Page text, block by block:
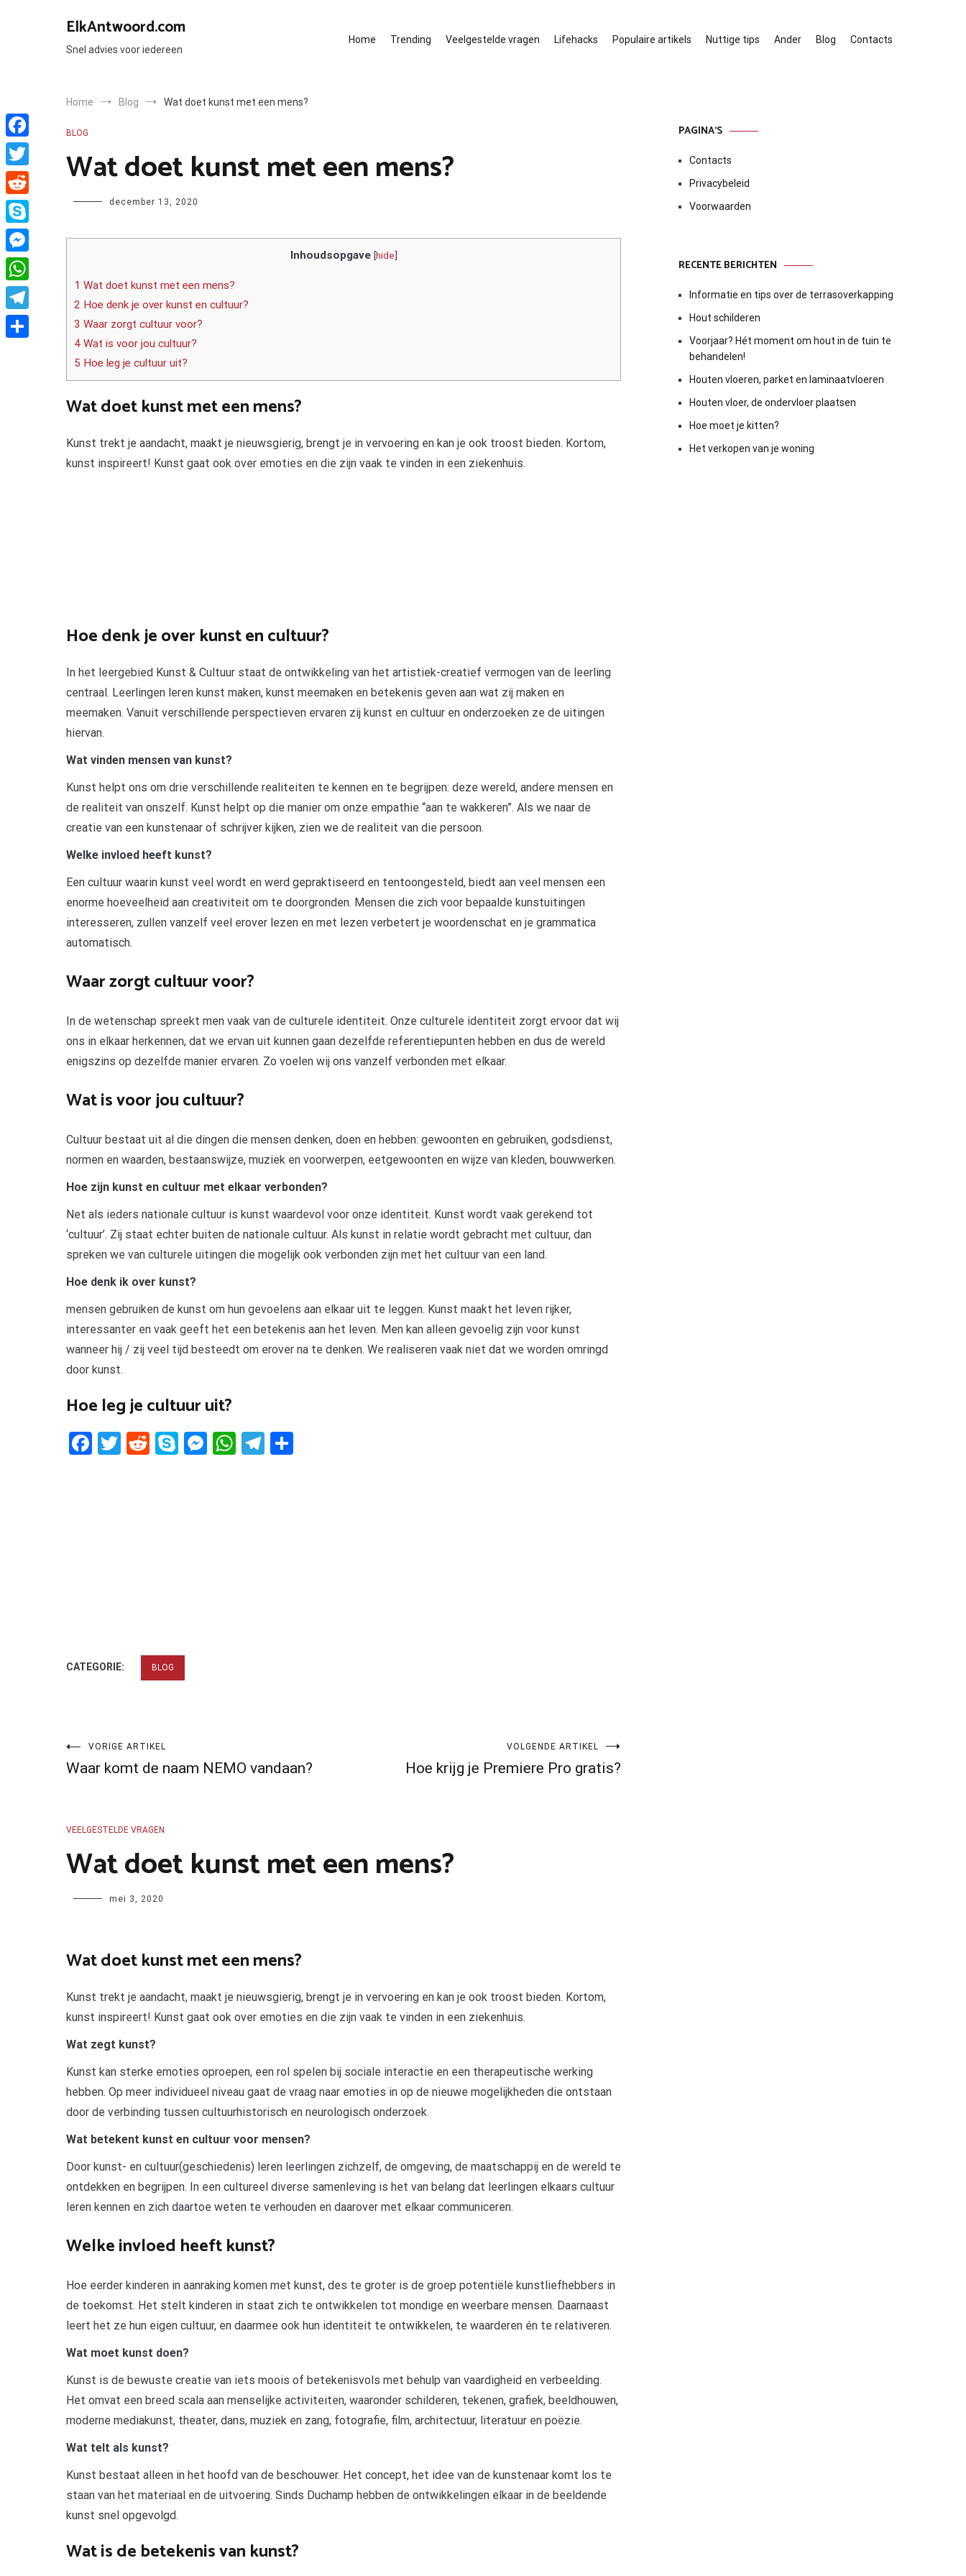
ElkAntwoord.com
Snel advies voor iedereen
Home Trending Veelgestelde vragen Lifehacks Populaire artikels Nuttige tips Ander Blog Contacts
Home Blog Wat doet kunst met een mens?
BLOG
Wat doet kunst met een mens?
Author december 13, 2020
Inhoudsopgave [hide]
1 Wat doet kunst met een mens?
2 Hoe denk je over kunst en cultuur?
3 Waar zorgt cultuur voor?
4 Wat is voor jou cultuur?
5 Hoe leg je cultuur uit?
Wat doet kunst met een mens?
Kunst trekt je aandacht, maakt je nieuwsgierig, brengt je in vervoering en kan je ook troost bieden. Kortom,
kunst inspireert! Kunst gaat ook over emoties en die zijn vaak te vinden in een ziekenhuis.
Hoe denk je over kunst en cultuur?
In het leergebied Kunst & Cultuur staat de ontwikkeling van het artistiek-creatief vermogen van de leerling
centraal. Leerlingen leren kunst maken, kunst meemaken en betekenis geven aan wat zij maken en
meemaken. Vanuit verschillende perspectieven ervaren zij kunst en cultuur en onderzoeken ze de uitingen
hiervan.
Wat vinden mensen van kunst?
Kunst helpt ons om drie verschillende realiteiten te kennen en te begrijpen: deze wereld, andere mensen en
de realiteit van onszelf. Kunst helpt op die manier om onze empathie “aan te wakkeren”. Als we naar de
creatie van een kunstenaar of schrijver kijken, zien we de realiteit van die persoon.
Welke invloed heeft kunst?
Een cultuur waarin kunst veel wordt en werd gepraktiseerd en tentoongesteld, biedt aan veel mensen een
enorme hoeveelheid aan creativiteit om te doorgronden. Mensen die zich voor bepaalde kunstuitingen
interesseren, zullen vanzelf veel erover lezen en met lezen verbetert je woordenschat en je grammatica
automatisch.
Waar zorgt cultuur voor?
In de wetenschap spreekt men vaak van de culturele identiteit. Onze culturele identiteit zorgt ervoor dat wij
ons in elkaar herkennen, dat we ervan uit kunnen gaan dezelfde referentiepunten hebben en dus de wereld
enigszins op dezelfde manier ervaren. Zo voelen wij ons vanzelf verbonden met elkaar.
Wat is voor jou cultuur?
Cultuur bestaat uit al die dingen die mensen denken, doen en hebben: gewoonten en gebruiken, godsdienst,
normen en waarden, bestaanswijze, muziek en voorwerpen, eetgewoonten en wijze van kleden, bouwwerken.
Hoe zijn kunst en cultuur met elkaar verbonden?
Net als ieders nationale cultuur is kunst waardevol voor onze identiteit. Kunst wordt vaak gerekend tot
‘cultuur’. Zij staat echter buiten de nationale cultuur. Als kunst in relatie wordt gebracht met cultuur, dan
spreken we van culturele uitingen die mogelijk ook verbonden zijn met het cultuur van een land.
Hoe denk ik over kunst?
mensen gebruiken de kunst om hun gevoelens aan elkaar uit te leggen. Kunst maakt het leven rijker,
interessanter en vaak geeft het een betekenis aan het leven. Men kan alleen gevoelig zijn voor kunst
wanneer hij / zij veel tijd besteedt om erover na te denken. We realiseren vaak niet dat we worden omringd
door kunst.
Hoe leg je cultuur uit?
Facebook
Twitter
RedditSkypeMessenger
WhatsApp
Telegram
CATEGORIE: BLOG
Bericht
navigatie
VORIGE ARTIKEL
Waar komt de naam NEMO vandaan?
VOLGENDE ARTIKEL
Hoe krijg je Premiere Pro gratis?
VEELGESTELDE VRAGEN
Wat doet kunst met een mens?
Author mei 3, 2020
Wat doet kunst met een mens?
Kunst trekt je aandacht, maakt je nieuwsgierig, brengt je in vervoering en kan je ook troost bieden. Kortom,
kunst inspireert! Kunst gaat ook over emoties en die zijn vaak te vinden in een ziekenhuis.
Wat zegt kunst?
Kunst kan sterke emoties oproepen, een rol spelen bij sociale interactie en een therapeutische werking
hebben. Op meer individueel niveau gaat de vraag naar emoties in op de nieuwe mogelijkheden die ontstaan
door de verbinding tussen cultuurhistorisch en neurologisch onderzoek.
Wat betekent kunst en cultuur voor mensen?
Door kunst- en cultuur(geschiedenis) leren leerlingen zichzelf, de omgeving, de maatschappij en de wereld te
ontdekken en begrijpen. In een cultureel diverse samenleving is het van belang dat leerlingen elkaars cultuur
leren kennen en zich daartoe weten te verhouden en daarover met elkaar communiceren.
Welke invloed heeft kunst?
Hoe eerder kinderen in aanraking komen met kunst, des te groter is de groep potentiële kunstliefhebbers in
de toekomst. Het stelt kinderen in staat zich te ontwikkelen tot mondige en weerbare mensen. Daarnaast
leert het ze hun eigen cultuur, en daarmee ook hun identiteit te ontwikkelen, te waarderen én te relativeren.
Wat moet kunst doen?
Kunst is de bewuste creatie van iets moois of betekenisvols met behulp van vaardigheid en verbeelding.
Het omvat een breed scala aan menselijke activiteiten, waaronder schilderen, tekenen, grafiek, beeldhouwen,
moderne mediakunst, theater, dans, muziek en zang, fotografie, film, architectuur, literatuur en poëzie.
Wat telt als kunst?
Kunst bestaat alleen in het hoofd van de beschouwer. Het concept, het idee van de kunstenaar komt los te
staan van het materiaal en de uitvoering. Sinds Duchamp hebben de ontwikkelingen elkaar in de beeldende
kunst snel opgevolgd.
Wat is de betekenis van kunst?
PAGINA’S
Contacts
Privacybeleid
Voorwaarden
RECENTE BERICHTEN
Informatie en tips over de terrasoverkapping
Hout schilderen
Voorjaar? Hét moment om hout in de tuin te
behandelen!
Houten vloeren, parket en laminaatvloeren
Houten vloer, de ondervloer plaatsen
Hoe moet je kitten?
Het verkopen van je woning
Facebook
Twitter
Reddit
Skype
Messenger
WhatsApp
Telegram